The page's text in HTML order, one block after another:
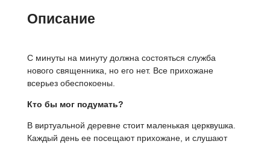
Описание
С минуты на минуту должна состояться служба
нового священника, но его нет. Все прихожане
всерьез обеспокоены.
Кто бы мог подумать?
В виртуальной деревне стоит маленькая церквушка.
Каждый день ее посещают прихожане, и слушают